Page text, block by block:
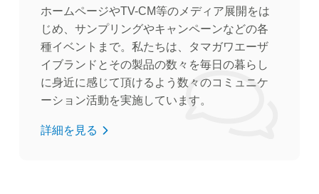
ホームページやTV-CM等のメディア展開をは
じめ、サンプリングやキャンペーンなどの各
種イベントまで。私たちは、タマガワエーザ
イブランドとその製品の数々を毎日の暮らし
に身近に感じて頂けるよう数々のコミュニケ
ーション活動を実施しています。
詳細を見る